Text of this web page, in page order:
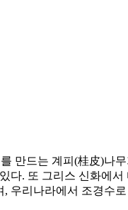
만드는 계피(桂皮)나
다. 또 그리스 신화에
우리나라에서 조경수